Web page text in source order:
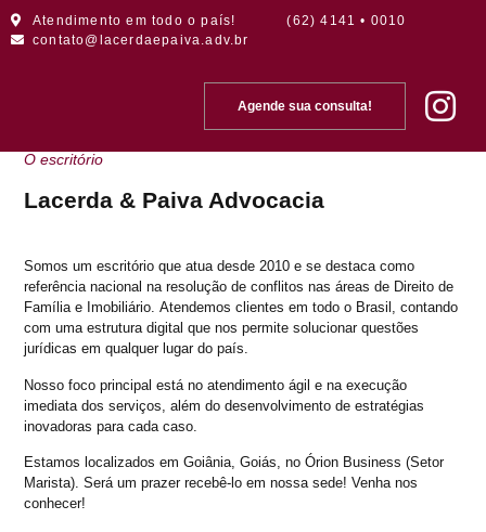
Atendimento em todo o país!
(62) 4141 • 0010
contato@lacerdaepaiva.adv.br
Agende sua consulta!
Sobre nós
O escritório
Lacerda & Paiva Advocacia
Somos um escritório que atua desde 2010 e se destaca como
referência nacional na resolução de conflitos nas áreas de Direito de
Família e Imobiliário. Atendemos clientes em todo o Brasil, contando
com uma estrutura digital que nos permite solucionar questões
jurídicas em qualquer lugar do país.
Nosso foco principal está no atendimento ágil e na execução
imediata dos serviços, além do desenvolvimento de estratégias
inovadoras para cada caso.
Estamos localizados em Goiânia, Goiás, no Órion Business (Setor
Marista). Será um prazer recebê-lo em nossa sede! Venha nos
conhecer!